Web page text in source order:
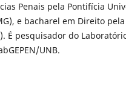
Penais pela Pontifícia
e bacharel em Direito
É pesquisador do
UNB.